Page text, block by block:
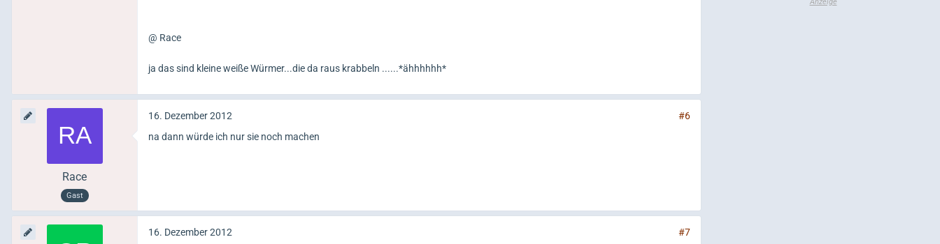
@ Race
ja das sind kleine weiße Würmer...die da raus krabbeln ......*ähhhhhh*
Race
Gast
16. Dezember 2012
#6
na dann würde ich nur sie noch machen
16. Dezember 2012 #7